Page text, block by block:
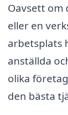
Oavsett om
eller en
arbetsplats
anställda
olika
den bästa